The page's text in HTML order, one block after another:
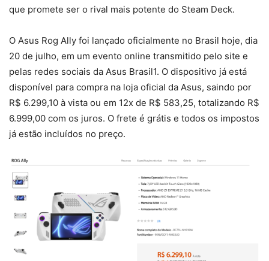
que promete ser o rival mais potente do Steam Deck.
O Asus Rog Ally foi lançado oficialmente no Brasil hoje, dia
20 de julho, em um evento online transmitido pelo site e
pelas redes sociais da Asus Brasil1. O dispositivo já está
disponível para compra na loja oficial da Asus, saindo por
R$ 6.299,10 à vista ou em 12x de R$ 583,25, totalizando R$
6.999,00 com os juros. O frete é grátis e todos os impostos
já estão incluídos no preço.